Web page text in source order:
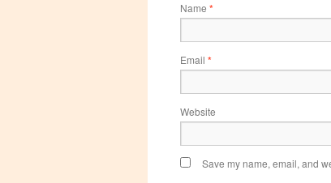
Name *
Email *
Website
Save my name, email, and